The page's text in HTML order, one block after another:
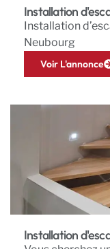
Installation
Installation
Neubourg
Voir L'annonce
Installation